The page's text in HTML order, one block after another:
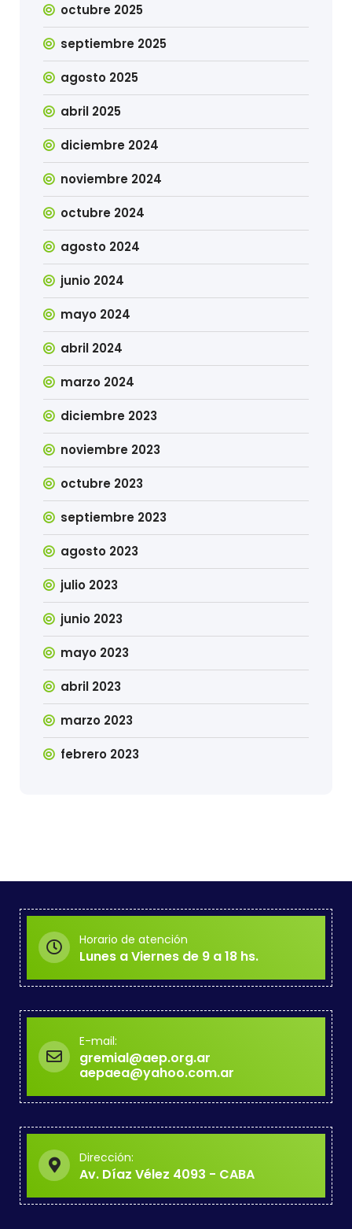
octubre 2025
septiembre 2025
agosto 2025
abril 2025
diciembre 2024
noviembre 2024
octubre 2024
agosto 2024
junio 2024
mayo 2024
abril 2024
marzo 2024
diciembre 2023
noviembre 2023
octubre 2023
septiembre 2023
agosto 2023
julio 2023
junio 2023
mayo 2023
abril 2023
marzo 2023
febrero 2023
Horario de atención
Lunes a Viernes de 9 a 18 hs.
E-mail:
gremial@aep.org.ar
aepaea@yahoo.com.ar
Dirección:
Av. Díaz Vélez 4093 - CABA